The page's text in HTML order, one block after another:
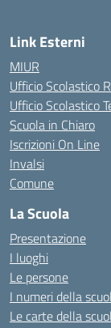
Link Esterni
MIUR
Ufficio Scolastico
Ufficio Scolastico
Scuola in Chiaro
Iscrizioni On Line
Invalsi
Comune
La Scuola
Presentazione
I luoghi
Le persone
I numeri della
Le carte della